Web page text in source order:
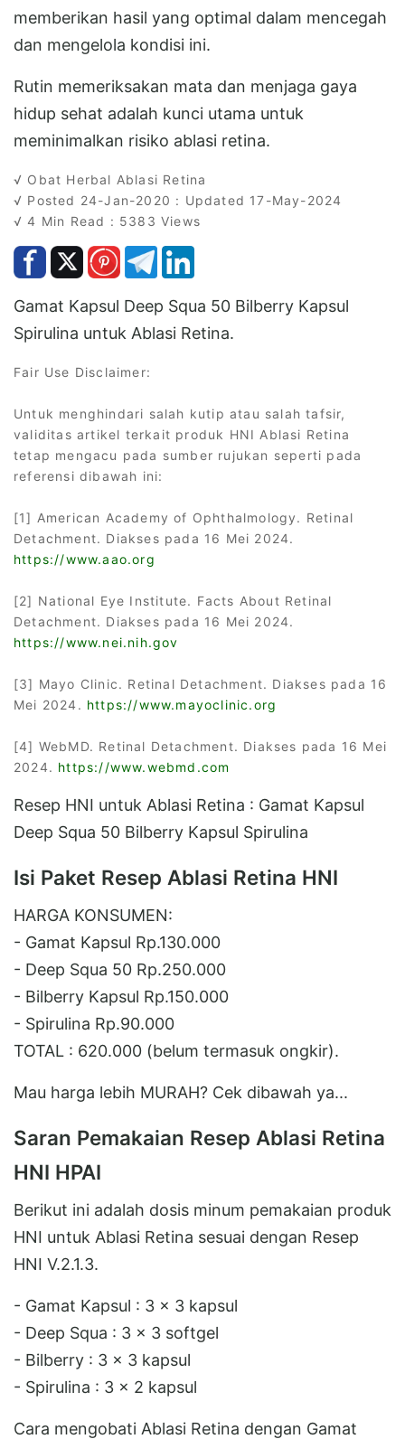
memberikan hasil yang optimal dalam mencegah
dan mengelola kondisi ini.
Rutin memeriksakan mata dan menjaga gaya
hidup sehat adalah kunci utama untuk
meminimalkan risiko ablasi retina.
√ Obat Herbal Ablasi Retina
√ Posted 24-Jan-2020 : Updated 17-May-2024
√ 4 Min Read : 5383 Views
Gamat Kapsul Deep Squa 50 Bilberry Kapsul
Spirulina untuk Ablasi Retina.
Fair Use Disclaimer:
Untuk menghindari salah kutip atau salah tafsir,
validitas artikel terkait produk HNI Ablasi Retina
tetap mengacu pada sumber rujukan seperti pada
referensi dibawah ini:
[1] American Academy of Ophthalmology. Retinal
Detachment. Diakses pada 16 Mei 2024.
https://www.aao.org
[2] National Eye Institute. Facts About Retinal
Detachment. Diakses pada 16 Mei 2024.
https://www.nei.nih.gov
[3] Mayo Clinic. Retinal Detachment. Diakses pada 16
Mei 2024. https://www.mayoclinic.org
[4] WebMD. Retinal Detachment. Diakses pada 16 Mei
2024. https://www.webmd.com
Resep HNI untuk Ablasi Retina : Gamat Kapsul
Deep Squa 50 Bilberry Kapsul Spirulina
Isi Paket Resep Ablasi Retina HNI
HARGA KONSUMEN:
- Gamat Kapsul Rp.130.000
- Deep Squa 50 Rp.250.000
- Bilberry Kapsul Rp.150.000
- Spirulina Rp.90.000
TOTAL : 620.000 (belum termasuk ongkir).
Mau harga lebih MURAH? Cek dibawah ya...
Saran Pemakaian Resep Ablasi Retina
HNI HPAI
Berikut ini adalah dosis minum pemakaian produk
HNI untuk Ablasi Retina sesuai dengan Resep
HNI V.2.1.3.
- Gamat Kapsul : 3 x 3 kapsul
- Deep Squa : 3 x 3 softgel
- Bilberry : 3 x 3 kapsul
- Spirulina : 3 x 2 kapsul
Cara mengobati Ablasi Retina dengan Gamat